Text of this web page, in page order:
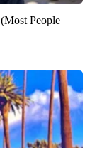
People